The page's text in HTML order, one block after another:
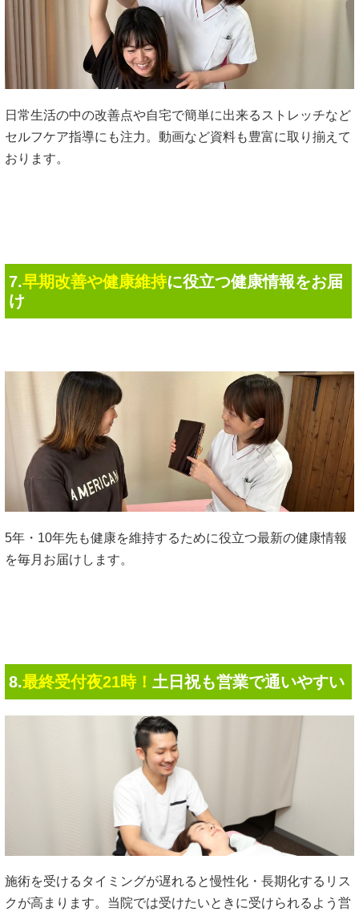
日常生活の中の改善点や自宅で簡単に出来るストレッチなど
セルフケア指導にも注力。動画など資料も豊富に取り揃えて
おります。
7.早期改善や健康維持に役立つ健康情報をお届
け
5年・10年先も健康を維持するために役立つ最新の健康情報
を毎月お届けします。
8.最終受付夜21時！ 土日祝も営業で通いやすい
施術を受けるタイミングが遅れると慢性化・長期化するリス
クが高まります。当院では受けたいときに受けられるよう営